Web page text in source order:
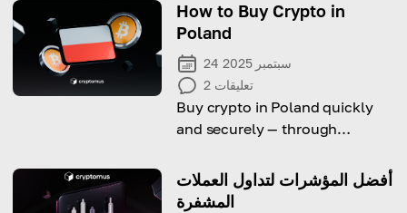
How to Buy Crypto in
Poland
24 سبتمبر 2025
2 تعليقات
Buy crypto in Poland quickly
and securely — through
ATMs.
أفضل المؤشرات لتداول العملات
المشفرة